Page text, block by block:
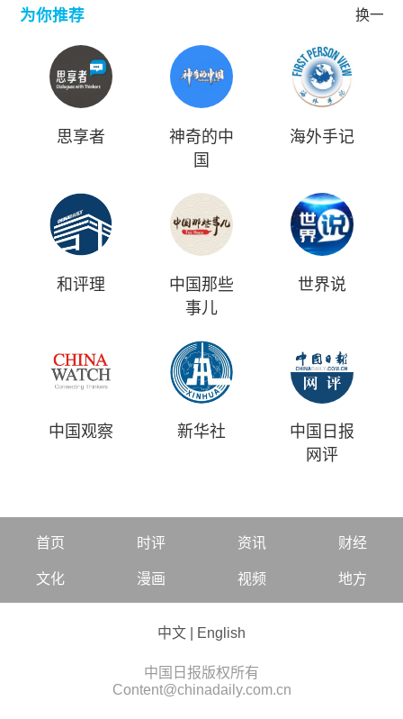
为你推荐 换一批
思享者
神奇的中
国
海外手记
和评理
中国那些
事儿
世界说
中国观察 新华社
中国日报
网评
首页 时评 资讯 财经
文化 漫画 视频 地方
中文 English
中国日报版权所有
Content@chinadaily.com.cn